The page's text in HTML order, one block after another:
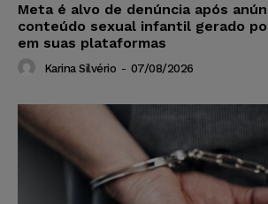
Meta é alvo de denúncia após
conteúdo sexual infantil gerado
em suas plataformas
Karina Silvério - 07/08/2026